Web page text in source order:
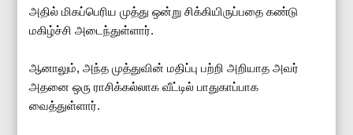
அதில் மிகப்பெரிய முத்து ஒன்று சிக்கியிருப்பதை கண்டு
மகிழ்ச்சி அடைந்துள்ளார்.
ஆனாலும், அந்த முத்துவின் மதிப்பு பற்றி அறியாத அவர்
அதனை ஒரு ராசிக்கல்லாக வீட்டில் பாதுகாப்பாக
வைத்துள்ளார்.